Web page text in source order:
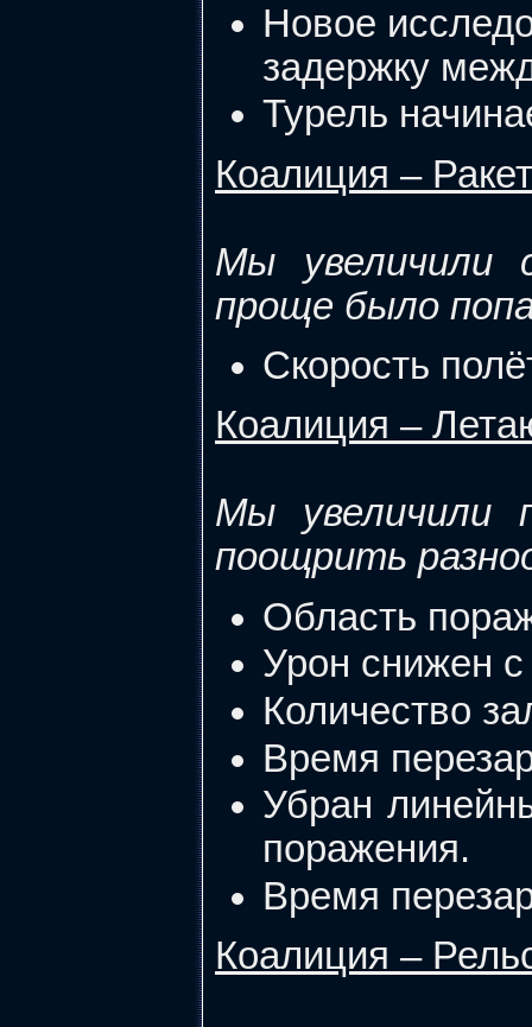
Новое
задержку
Турель
Коалиция –
Мы увеличили
проще было
Скорость
Коалиция –
Мы увеличили
поощрить
Область
Урон снижен
Количество
Время
Убран
поражения.
Время
Коалиция –